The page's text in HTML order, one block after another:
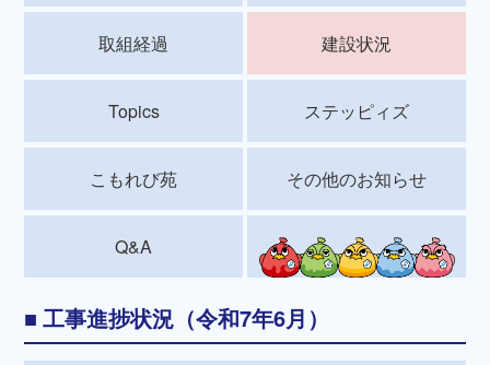
取組経過 建設状況
Topics ステッピィズ
こもれび苑 その他のお知らせ
Q&A
工事進捗状況（令和7年6月）